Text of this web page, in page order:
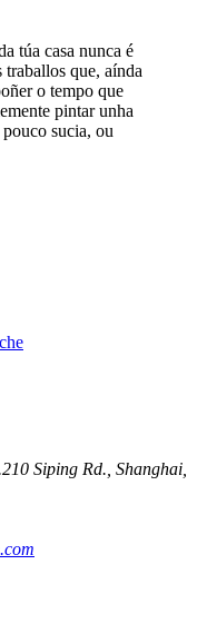
túa casa nunca é
traballos que, aínda
o tempo que
pintar unha
sucia, ou
Siping Rd., Shanghai,